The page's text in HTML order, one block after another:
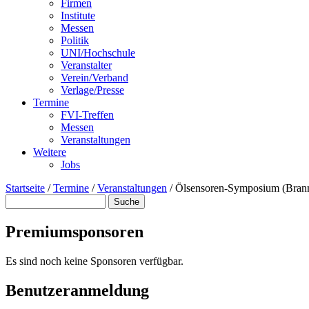
Firmen
Institute
Messen
Politik
UNI/Hochschule
Veranstalter
Verein/Verband
Verlage/Presse
Termine
FVI-Treffen
Messen
Veranstaltungen
Weitere
Jobs
Startseite /Termine /Veranstaltungen /Ölsensoren-Symposium
Premiumsponsoren
Es sind noch keine Sponsoren verfügbar.
Benutzeranmeldung